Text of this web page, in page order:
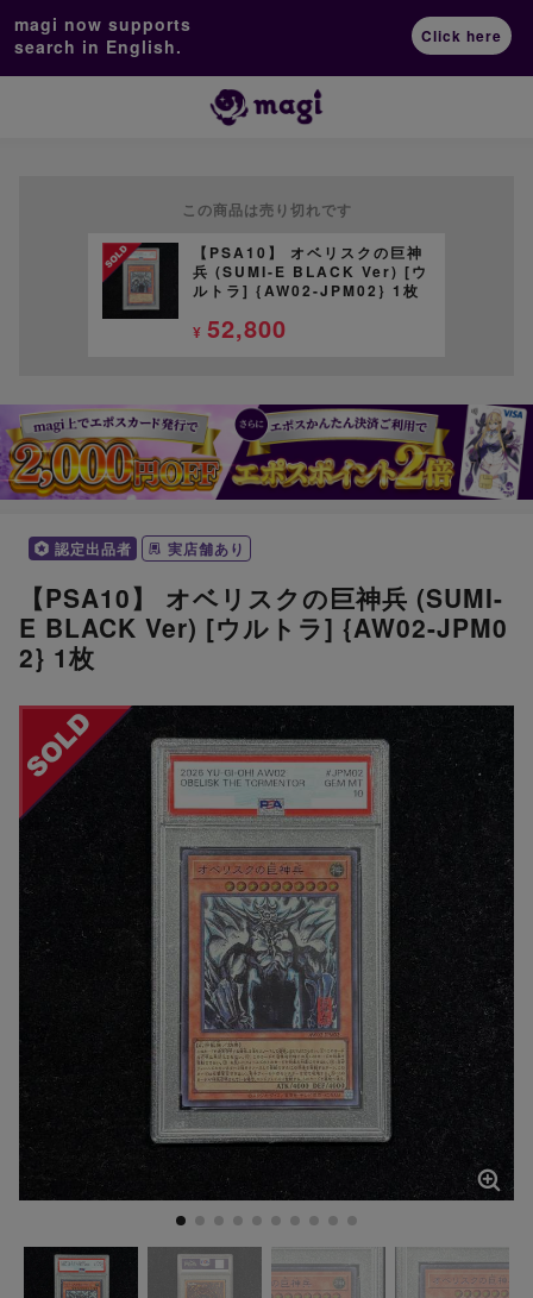
magi now supports
search in English.
Click here
この商品は売り切れです
【PSA10】 オベリスクの巨神
兵 (SUMI-E BLACK Ver) [ウ
ルトラ] {AW02-JPM02} 1枚
¥ 52,800
認定出品者 実店舗あり
【PSA10】 オベリスクの巨神兵 (SUMI-
E BLACK Ver) [ウルトラ] {AW02-JPM0
2} 1枚